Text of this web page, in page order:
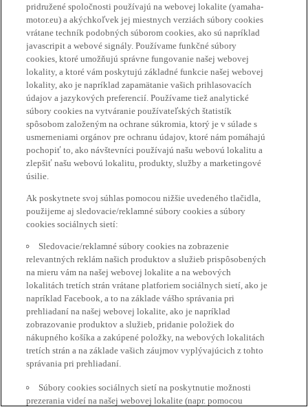
pridružené spoločnosti používajú na webovej lokalite (yamaha-
motor.eu) a akýchkoľvek jej miestnych verziách súbory cookies
vrátane techník podobných súborom cookies, ako sú napríklad
javascripit a webové signály. Používame funkčné súbory
cookies, ktoré umožňujú správne fungovanie našej webovej
lokality, a ktoré vám poskytujú základné funkcie našej webovej
lokality, ako je napríklad zapamätanie vašich prihlasovacích
údajov a jazykových preferencií. Používame tiež analytické
súbory cookies na vytváranie používateľských štatistík
spôsobom založeným na ochrane súkromia, ktorý je v súlade s
usmerneniami orgánov pre ochranu údajov, ktoré nám pomáhajú
pochopiť to, ako návštevníci používajú našu webovú lokalitu a
zlepšiť našu webovú lokalitu, produkty, služby a marketingové
úsilie.
Ak poskytnete svoj súhlas pomocou nižšie uvedeného tlačidla,
použijeme aj sledovacie/reklamné súbory cookies a súbory
cookies sociálnych sietí:
Sledovacie/reklamné súbory cookies na zobrazenie
relevantných reklám našich produktov a služieb prispôsobených
na mieru vám na našej webovej lokalite a na webových
lokalitách tretích strán vrátane platforiem sociálnych sietí, ako je
napríklad Facebook, a to na základe vášho správania pri
prehliadaní na našej webovej lokalite, ako je napríklad
zobrazovanie produktov a služieb, pridanie položiek do
nákupného košíka a zakúpené položky, na webových lokalitách
tretích strán a na základe vašich záujmov vyplývajúcich z tohto
správania pri prehliadaní.
Súbory cookies sociálnych sietí na poskytnutie možnosti
prezerania videí na našej webovej lokalite (napr. pomocou